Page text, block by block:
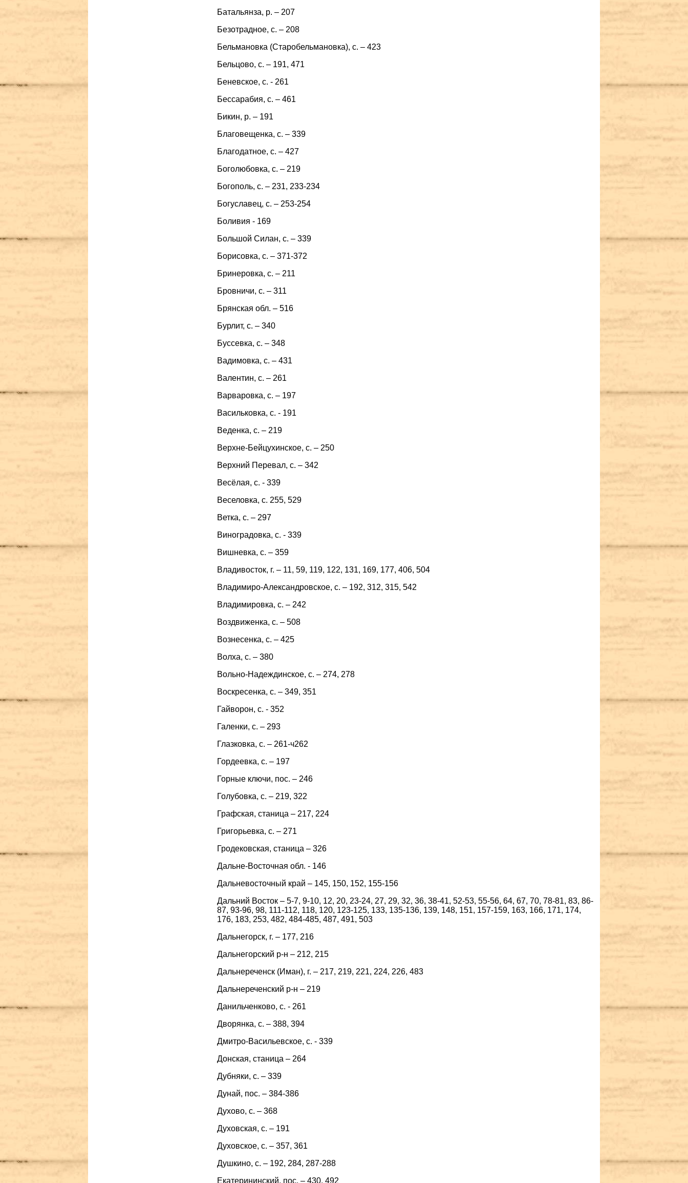
Батальянза, р. – 207
Безотрадное, с. – 208
Бельмановка (Старобельмановка), с. – 423
Бельцово, с. – 191, 471
Беневское, с. - 261
Бессарабия, с. – 461
Бикин, р. – 191
Благовещенка, с. – 339
Благодатное, с. – 427
Боголюбовка, с. – 219
Богополь, с. – 231, 233-234
Богуславец, с. – 253-254
Боливия - 169
Большой Силан, с. – 339
Борисовка, с. – 371-372
Бринеровка, с. – 211
Бровничи, с. – 311
Брянская обл. – 516
Бурлит, с. – 340
Буссевка, с. – 348
Вадимовка, с. – 431
Валентин, с. – 261
Варваровка, с. – 197
Васильковка, с. - 191
Веденка, с. – 219
Верхне-Бейцухинское, с. – 250
Верхний Перевал, с. – 342
Весёлая, с. - 339
Веселовка, с. 255, 529
Ветка, с. – 297
Виноградовка, с. - 339
Вишневка, с. – 359
Владивосток, г. – 11, 59, 119, 122, 131, 169, 177, 406, 504
Владимиро-Александровское, с. – 192, 312, 315, 542
Владимировка, с. – 242
Воздвиженка, с. – 508
Вознесенка, с. – 425
Волха, с. – 380
Вольно-Надеждинское, с. – 274, 278
Воскресенка, с. – 349, 351
Гайворон, с. - 352
Галенки, с. – 293
Глазковка, с. – 261-ч262
Гордеевка, с. – 197
Горные ключи, пос. – 246
Голубовка, с. – 219, 322
Графская, станица – 217, 224
Григорьевка, с. – 271
Гродековская, станица – 326
Дальне-Восточная обл. - 146
Дальневосточный край – 145, 150, 152, 155-156
Дальний Восток – 5-7, 9-10, 12, 20, 23-24, 27, 29, 32, 36, 38-41, 52-53, 55-56, 64, 67, 70, 78-81, 83, 86-
87, 93-96, 98, 111-112, 118, 120, 123-125, 133, 135-136, 139, 148, 151, 157-159, 163, 166, 171, 174,
176, 183, 253, 482, 484-485, 487, 491, 503
Дальнегорск, г. – 177, 216
Дальнегорский р-н – 212, 215
Дальнереченск (Иман), г. – 217, 219, 221, 224, 226, 483
Дальнереченский р-н – 219
Данильченково, с. - 261
Дворянка, с. – 388, 394
Дмитро-Васильевское, с. - 339
Донская, станица – 264
Дубняки, с. – 339
Дунай, пос. – 384-386
Духово, с. – 368
Духовская, с. – 191
Духовское, с. – 357, 361
Душкино, с. – 192, 284, 287-288
Екатерининский, пос. – 430, 492